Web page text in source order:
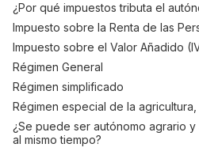
¿Por qué impuestos tributa el
Impuesto sobre la Renta de las
Impuesto sobre el Valor Añadido
Régimen General
Régimen simplificado
Régimen especial de la
¿Se puede ser autónomo agrario
al mismo tiempo?